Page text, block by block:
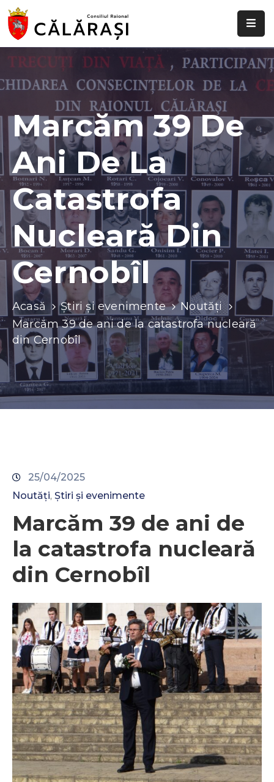
Despre
noi
evenimente
Transparență
decizională
Comisii
raionale
Funcții
vacante
Contacte
Marcăm 39 De
Ani De La
Catastrofa
Nucleară Din
Cernobîl
Acasă Știri și evenimente
Noutăți
Marcăm 39 de ani de la catastrofa nucleară
din Cernobîl
25/04/2025
Noutăți‚ Știri și evenimente
Marcăm 39 de ani de
la catastrofa nucleară
din Cernobîl